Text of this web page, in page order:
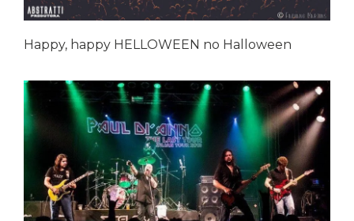
Happy, happy HELLOWEEN no Halloween